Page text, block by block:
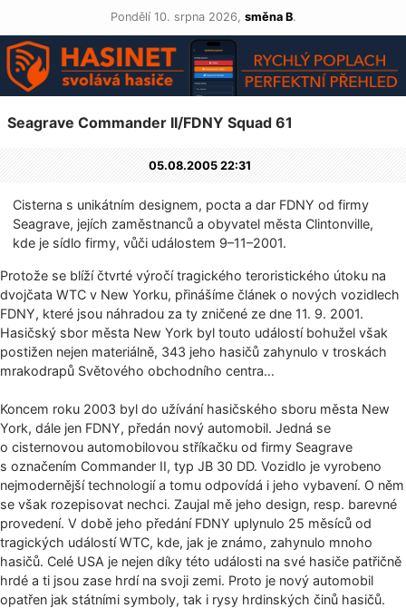
Pondělí 10. srpna 2026, směna B.
Seagrave Commander II/FDNY Squad 61
05.08.2005 22:31
Cisterna s unikátním designem, pocta a dar FDNY od firmy
Seagrave, jejích zaměstnanců a obyvatel města Clintonville,
kde je sídlo firmy, vůči událostem 9–11–2001.
Protože se blíží čtvrté výročí tragického teroristického útoku na
dvojčata WTC v New Yorku, přinášíme článek o nových vozidlech
FDNY, které jsou náhradou za ty zničené ze dne 11. 9. 2001.
Hasičský sbor města New York byl touto událostí bohužel však
postižen nejen materiálně, 343 jeho hasičů zahynulo v troskách
mrakodrapů Světového obchodního centra…
Koncem roku 2003 byl do užívání hasičského sboru města New
York, dále jen FDNY, předán nový automobil. Jedná se
o cisternovou automobilovou stříkačku od firmy Seagrave
s označením Commander II, typ JB 30 DD. Vozidlo je vyrobeno
nejmodernější technologií a tomu odpovídá i jeho vybavení. O něm
se však rozepisovat nechci. Zaujal mě jeho design, resp. barevné
provedení. V době jeho předání FDNY uplynulo 25 měsíců od
tragických událostí WTC, kde, jak je známo, zahynulo mnoho
hasičů. Celé USA je nejen díky této události na své hasiče patřičně
hrdé a ti jsou zase hrdí na svoji zemi. Proto je nový automobil
opatřen jak státními symboly, tak i rysy hrdinských činů hasičů.